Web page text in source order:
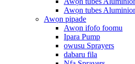
Awọn tubes
Awọn pipade
Awọn ifofo foomu
Ipara Pump
owusu Sprayers
dabaru fila